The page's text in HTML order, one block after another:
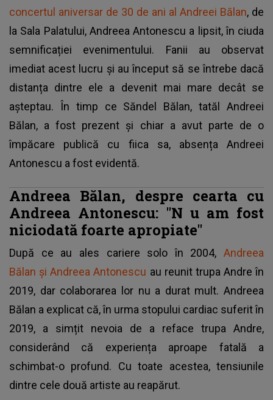
concertul aniversar de 30 de ani al Andreei Bălan, de
la Sala Palatului, Andreea Antonescu a lipsit, în ciuda
semnificației evenimentului. Fanii au observat
imediat acest lucru și au început să se întrebe dacă
distanța dintre ele a devenit mai mare decât se
așteptau. În timp ce Săndel Bălan, tatăl Andreei
Bălan, a fost prezent și chiar a avut parte de o
împăcare publică cu fiica sa, absența Andreei
Antonescu a fost evidentă.
Andreea Bălan, despre cearta cu
Andreea Antonescu: "N u am fost
niciodată foarte apropiate"
După ce au ales cariere solo în 2004, Andreea
Bălan și Andreea Antonescu au reunit trupa Andre în
2019, dar colaborarea lor nu a durat mult. Andreea
Bălan a explicat că, în urma stopului cardiac suferit în
2019, a simțit nevoia de a reface trupa Andre,
considerând că experiența aproape fatală a
schimbat-o profund. Cu toate acestea, tensiunile
dintre cele două artiste au reapărut.